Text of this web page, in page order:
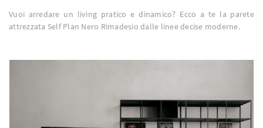
Vuoi arredare un living pratico e dinamico? Ecco a te la parete
attrezzata Self Plan Nero Rimadesio dalle linee decise moderne.